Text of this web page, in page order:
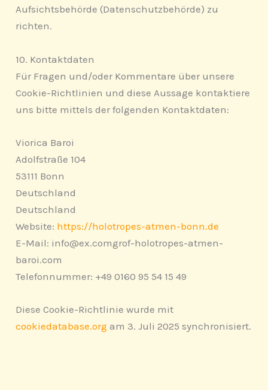
Aufsichtsbehörde (Datenschutzbehörde) zu
richten.
10. Kontaktdaten
Für Fragen und/oder Kommentare über unsere
Cookie-Richtlinien und diese Aussage kontaktiere
uns bitte mittels der folgenden Kontaktdaten:
Viorica Baroi
Adolfstraße 104
53111 Bonn
Deutschland
Deutschland
Website: https://holotropes-atmen-bonn.de
E-Mail: info@ex.comgrof-holotropes-atmen-
baroi.com
Telefonnummer: +49 0160 95 54 15 49
Diese Cookie-Richtlinie wurde mit
cookiedatabase.org am 3. Juli 2025 synchronisiert.